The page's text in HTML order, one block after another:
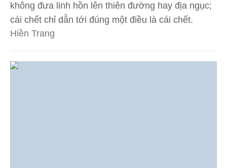
không đưa linh hồn lên thiên đường hay địa ngục;
cái chết chỉ dẫn tới đúng một điều là cái chết.
Hiền Trang